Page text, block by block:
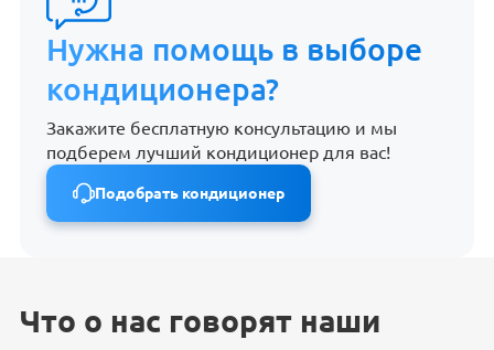
Нужна помощь в выборе
кондиционера?
Закажите бесплатную консультацию и мы
подберем лучший кондиционер для вас!
Подобрать кондиционер
Что о нас говорят наши